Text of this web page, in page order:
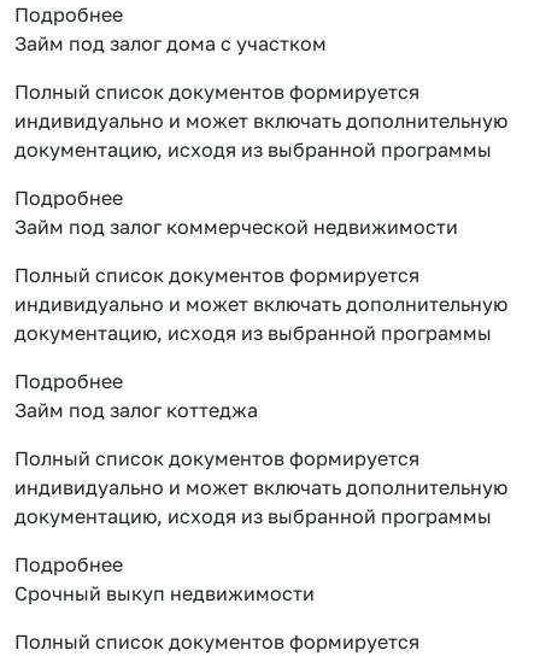
Подробнее
Займ под залог дома с участком
Полный список документов формируется
индивидуально и может включать дополнительную
документацию, исходя из выбранной программы
Подробнее
Займ под залог коммерческой недвижимости
Полный список документов формируется
индивидуально и может включать дополнительную
документацию, исходя из выбранной программы
Подробнее
Займ под залог коттеджа
Полный список документов формируется
индивидуально и может включать дополнительную
документацию, исходя из выбранной программы
Подробнее
Срочный выкуп недвижимости
Полный список документов формируется